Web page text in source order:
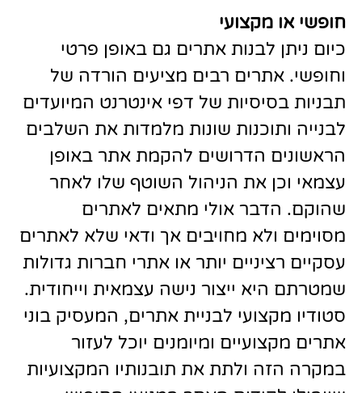
חופשי או מקצועי
כיום ניתן לבנות אתרים גם באופן פרטי
וחופשי. אתרים רבים מציעים הורדה של
תבניות בסיסיות של דפי אינטרנט המיועדים
לבנייה ותוכנות שונות מלמדות את השלבים
הראשונים הדרושים להקמת אתר באופן
עצמאי וכן את הניהול השוטף שלו לאחר
שהוקם. הדבר אולי מתאים לאתרים
מסוימים ולא מחויבים אך ודאי שלא לאתרים
עסקיים רציניים יותר או אתרי חברות גדולות
שמטרתם היא ייצור נישה עצמאית וייחודית.
סטודיו מקצועי לבניית אתרים, המעסיק בוני
אתרים מקצועיים ומיומנים יוכל לעזור
במקרה הזה ולתת את תובנותיו המקצועיות